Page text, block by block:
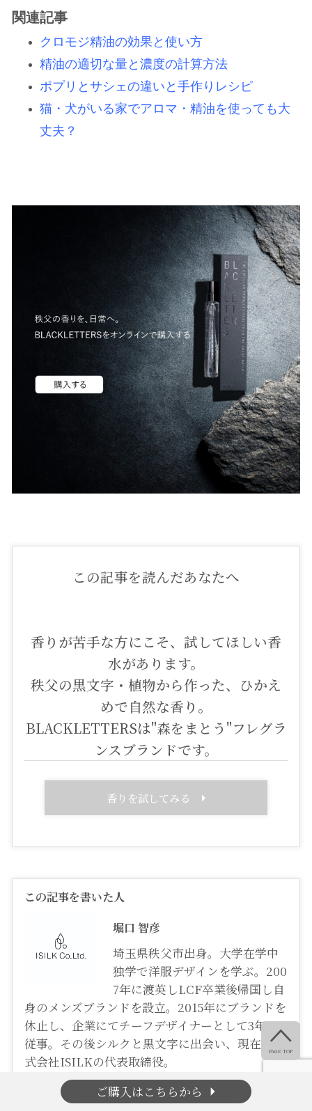
関連記事
クロモジ精油の効果と使い方
精油の適切な量と濃度の計算方法
ポプリとサシェの違いと手作りレシピ
猫・犬がいる家でアロマ・精油を使っても大
丈夫？
この記事を読んだあなたへ
香りが苦手な方にこそ、試してほしい香
水があります。
秩父の黒文字・植物から作った、ひかえ
めで自然な香り。
BLACKLETTERSは"森をまとう"フレグラ
ンスブランドです。
香りを試してみる
この記事を書いた人
堀口 智彦
埼玉県秩父市出身。大学在学中
独学で洋服デザインを学ぶ。200
7年に渡英しLCF卒業後帰国し自
身のメンズブランドを設立。2015年にブランドを
休止し、企業にてチーフデザイナーとして3年間
従事。その後シルクと黒文字に出会い、現在は株
式会社ISILKの代表取締役。
ご購入はこちらから arrow_right

PAGE TOP